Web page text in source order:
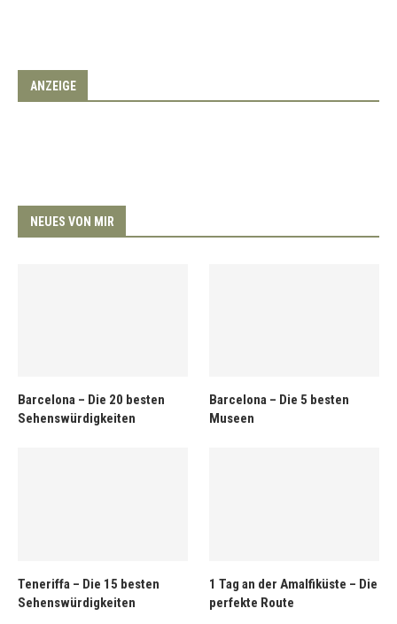
ANZEIGE
NEUES VON MIR
Barcelona – Die 20 besten
Sehenswürdigkeiten
Barcelona – Die 5 besten
Museen
Teneriffa – Die 15 besten
Sehenswürdigkeiten
1 Tag an der Amalfiküste – Die
perfekte Route